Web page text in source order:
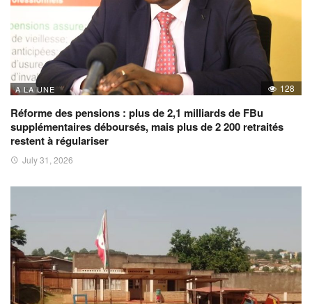
A LA UNE 128
Réforme des pensions : plus de 2,1 milliards de FBu
supplémentaires déboursés, mais plus de 2 200 retraités
restent à régulariser
July 31, 2026